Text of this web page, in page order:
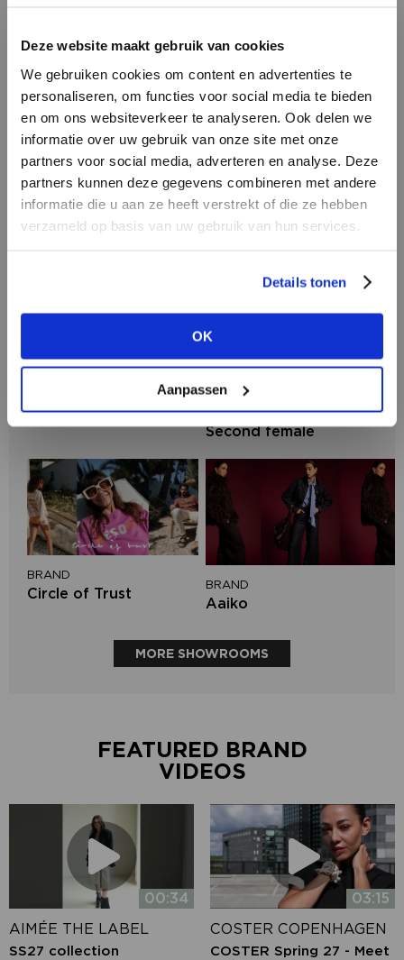
Deze website maakt gebruik van cookies
We gebruiken cookies om content en advertenties te
personaliseren, om functies voor social media te bieden
en om ons websiteverkeer te analyseren. Ook delen we
informatie over uw gebruik van onze site met onze
partners voor social media, adverteren en analyse. Deze
partners kunnen deze gegevens combineren met andere
informatie die u aan ze heeft verstrekt of die ze hebben
verzameld op basis van uw gebruik van hun services.
Details tonen
OK
Aanpassen
LOGIN
Password
LOGIN
NO ACCOUNT YET?
Harper & Yve
BRAND
Aimée the Label
BRAND
BRAND
Second female
BRAND
Circle of Trust
BRAND
Aaiko
MORE SHOWROOMS
FEATURED BRAND
VIDEOS
00:34
AIMÉE THE LABEL
SS27 collection
03:15
COSTER COPENHAGEN
COSTER Spring 27 - Meet